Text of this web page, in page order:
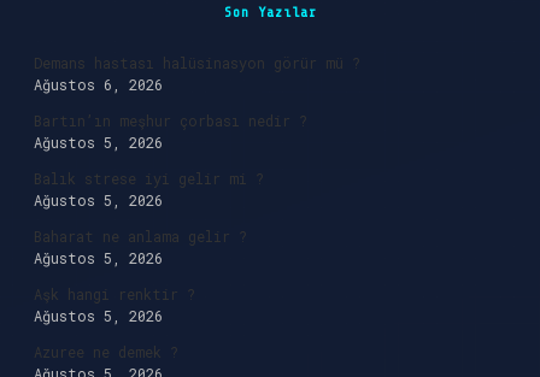
Son Yazılar
Demans hastası halüsinasyon görür mü ?
Ağustos 6, 2026
Bartın’ın meşhur çorbası nedir ?
Ağustos 5, 2026
Balık strese iyi gelir mi ?
Ağustos 5, 2026
Baharat ne anlama gelir ?
Ağustos 5, 2026
Aşk hangi renktir ?
Ağustos 5, 2026
Azuree ne demek ?